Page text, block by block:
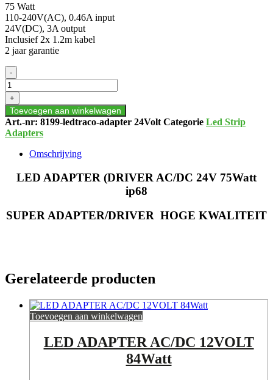
75 Watt
110-240V(AC), 0.46A input
24V(DC), 3A output
Inclusief 2x 1.2m kabel
2 jaar garantie
LED
ADAPTER
(DRIVER
AC/DC
24V
75Watt
ip68
-
+
Toevoegen aan winkelwagen
Art.-nr: 8199-ledtraco-adapter 24Volt Categorie Led Strip
Adapters
Omschrijving
LED ADAPTER (DRIVER AC/DC 24V 75Watt
ip68
SUPER ADAPTER/DRIVER HOGE KWALITEIT
Gerelateerde producten
Toevoegen aan winkelwagen
LED ADAPTER AC/DC 12VOLT
84Watt